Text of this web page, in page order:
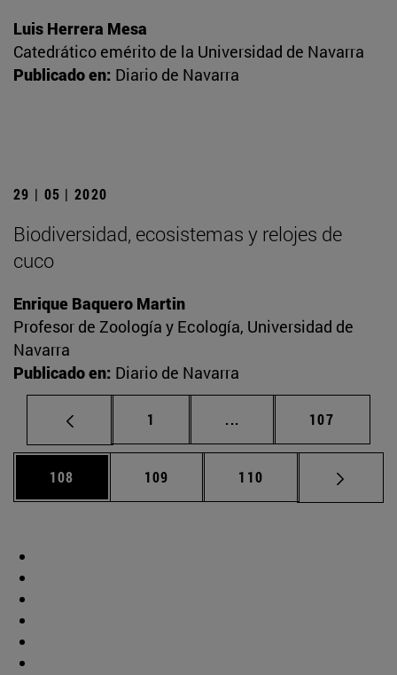
Luis Herrera Mesa
Catedrático emérito de la Universidad de Navarra
Publicado en: Diario de Navarra
29 | 05 | 2020
Biodiversidad, ecosistemas y relojes de
cuco
Enrique Baquero Martin
Profesor de Zoología y Ecología, Universidad de
Navarra
Publicado en: Diario de Navarra
Página
1 ... Páginas intermedias
Página
107
Página
108 Página
109 Página
110